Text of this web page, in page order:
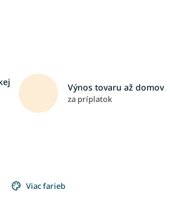
Výnos tovaru až domov
za príplatok
Viac farieb